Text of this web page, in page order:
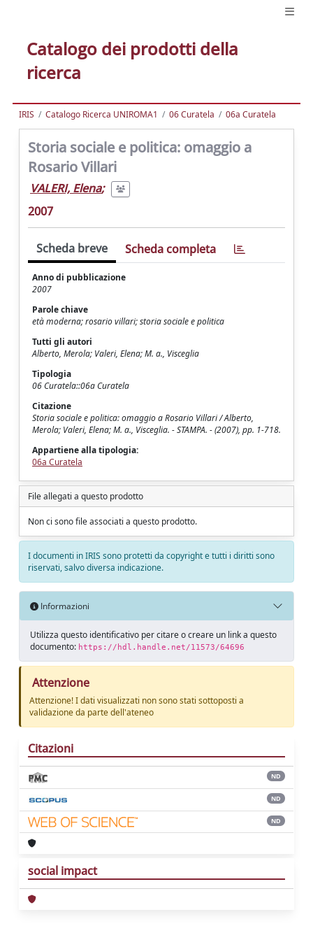
Catalogo dei prodotti della
ricerca
IRIS Catalogo Ricerca UNIROMA1 06 Curatela 06a Curatela
Storia sociale e politica: omaggio a
Rosario Villari
VALERI, Elena;
2007
Scheda breve Scheda completa
Anno di pubblicazione
2007
Parole chiave
età moderna; rosario villari; storia sociale e politica
Tutti gli autori
Alberto, Merola; Valeri, Elena; M. a., Visceglia
Tipologia
06 Curatela::06a Curatela
Citazione
Storia sociale e politica: omaggio a Rosario Villari / Alberto,
Merola; Valeri, Elena; M. a., Visceglia. - STAMPA. - (2007), pp. 1-718.
Appartiene alla tipologia:
06a Curatela
File allegati a questo prodotto
Non ci sono file associati a questo prodotto.
I documenti in IRIS sono protetti da copyright e tutti i diritti sono
riservati, salvo diversa indicazione.
Informazioni
Utilizza questo identificativo per citare o creare un link a questo
documento: https://hdl.handle.net/11573/64696
Attenzione
Attenzione! I dati visualizzati non sono stati sottoposti a
validazione da parte dell'ateneo
Citazioni
ND
ND
ND
social impact